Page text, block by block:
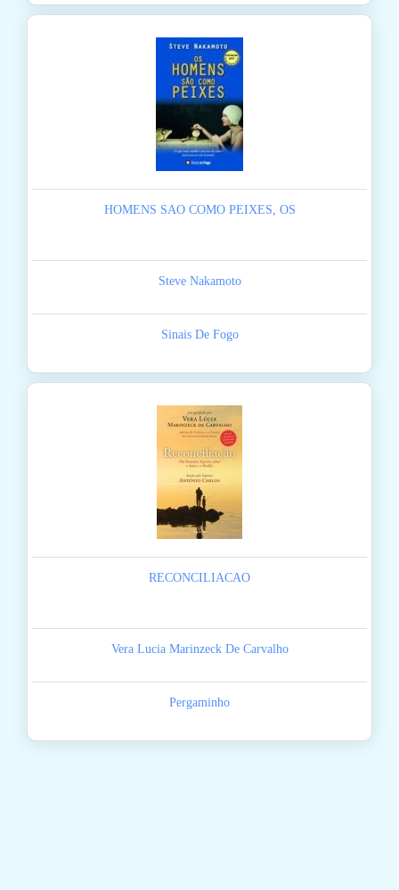
HOMENS SAO COMO PEIXES, OS
Steve Nakamoto
Sinais De Fogo
RECONCILIACAO
Vera Lucia Marinzeck De Carvalho
Pergaminho